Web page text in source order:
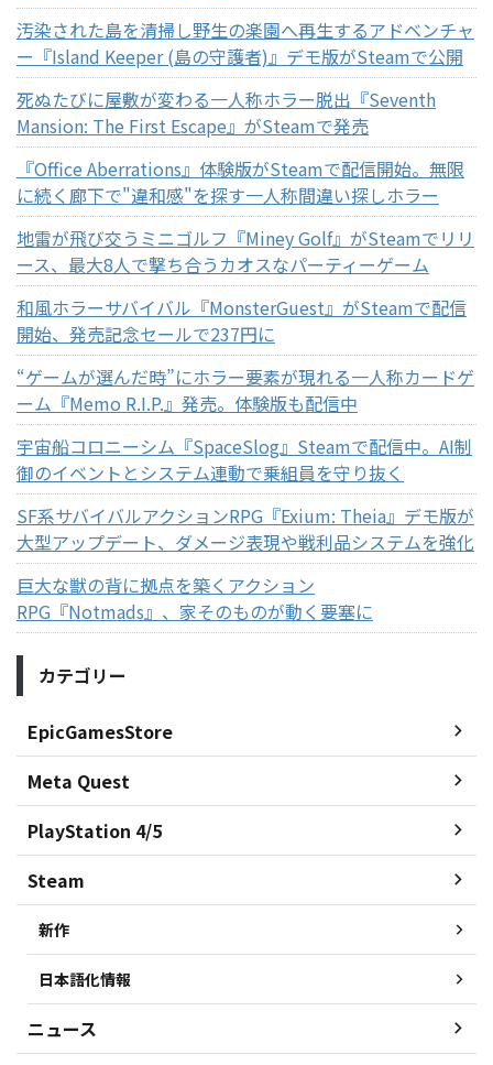
汚染された島を清掃し野生の楽園へ再生するアドベンチャ
ー『Island Keeper (島の守護者)』デモ版がSteamで公開
死ぬたびに屋敷が変わる一人称ホラー脱出『Seventh
Mansion: The First Escape』がSteamで発売
『Office Aberrations』体験版がSteamで配信開始。無限
に続く廊下で"違和感"を探す一人称間違い探しホラー
地雷が飛び交うミニゴルフ『Miney Golf』がSteamでリリ
ース、最大8人で撃ち合うカオスなパーティーゲーム
和風ホラーサバイバル『MonsterGuest』がSteamで配信
開始、発売記念セールで237円に
“ゲームが選んだ時”にホラー要素が現れる一人称カードゲ
ーム『Memo R.I.P.』発売。体験版も配信中
宇宙船コロニーシム『SpaceSlog』Steamで配信中。AI制
御のイベントとシステム連動で乗組員を守り抜く
SF系サバイバルアクションRPG『Exium: Theia』デモ版が
大型アップデート、ダメージ表現や戦利品システムを強化
巨大な獣の背に拠点を築くアクション
RPG『Notmads』、家そのものが動く要塞に
カテゴリー
EpicGamesStore
Meta Quest
PlayStation 4/5
Steam
新作
日本語化情報
ニュース